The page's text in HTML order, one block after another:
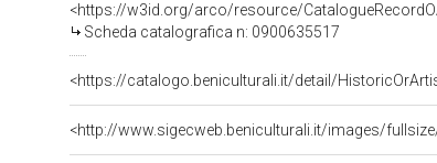
<https://w3id.org/arco/resource/
Scheda catalografica n: 0900635517
<https://catalogo.beniculturali.it/detail/
<http://www.sigecweb.beniculturali.it/images/